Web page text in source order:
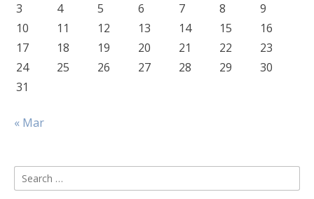
3
4 5 6 7 8
9
10
11 12 13 14 15
16
17
18 19 20 21 22
23
24
25 26 27 28 29
30
31
« Mar
Search
for: